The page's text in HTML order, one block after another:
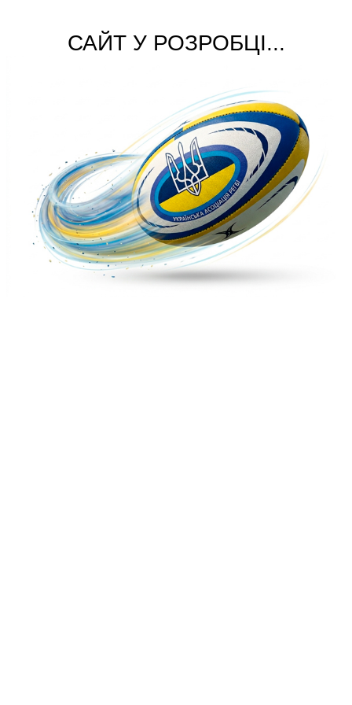
САЙТ У РОЗРОБЦІ...